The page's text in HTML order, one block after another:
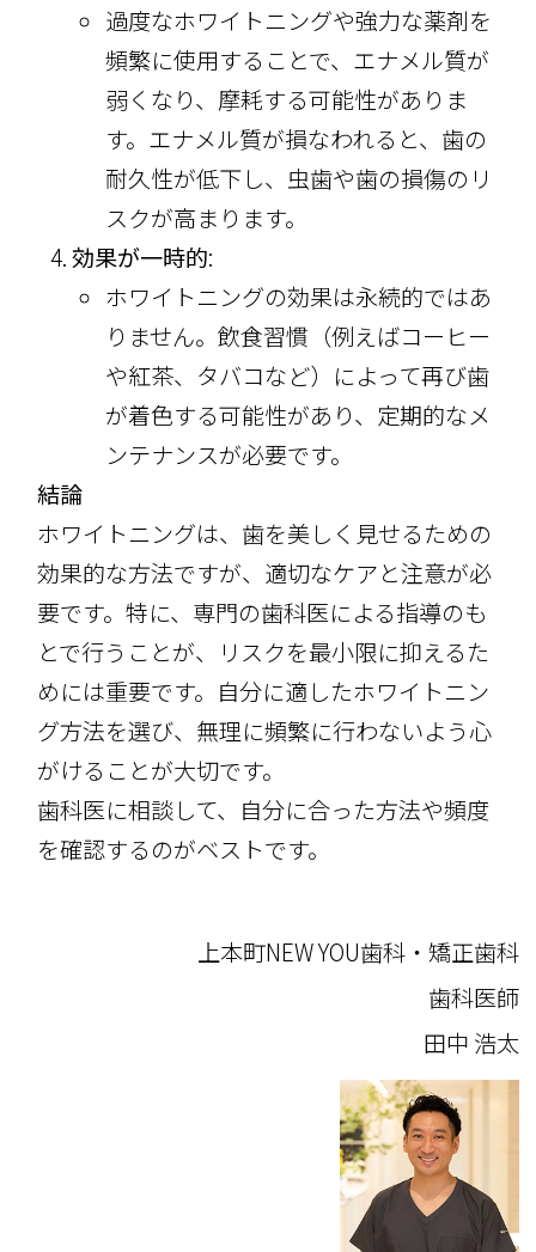
過度なホワイトニングや強力な薬剤を
頻繁に使用することで、エナメル質が
弱くなり、摩耗する可能性がありま
す。エナメル質が損なわれると、歯の
耐久性が低下し、虫歯や歯の損傷のリ
スクが高まります。
効果が一時的:
ホワイトニングの効果は永続的ではあ
りません。飲食習慣（例えばコーヒー
や紅茶、タバコなど）によって再び歯
が着色する可能性があり、定期的なメ
ンテナンスが必要です。
結論
ホワイトニングは、歯を美しく見せるための
効果的な方法ですが、適切なケアと注意が必
要です。特に、専門の歯科医による指導のも
とで行うことが、リスクを最小限に抑えるた
めには重要です。自分に適したホワイトニン
グ方法を選び、無理に頻繁に行わないよう心
がけることが大切です。
歯科医に相談して、自分に合った方法や頻度
を確認するのがベストです。
上本町NEW YOU歯科・矯正歯科
歯科医師
田中 浩太